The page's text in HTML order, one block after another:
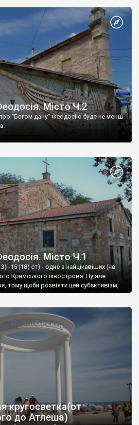
Місто Ч.2
про "Богом дану" Феодосію буде не менш
Місто Ч.1
-15 (18) ст) - одне з найцікавіших (на
Кримського півострова .Ну,але
тому щоби розвіяти цей субєктивізм,
це
кругосветка(от
до Атлеша)